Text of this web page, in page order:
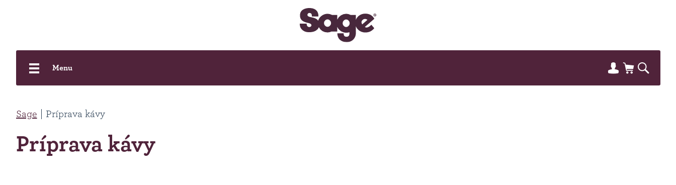
Menu
Sage Príprava kávy
Príprava kávy